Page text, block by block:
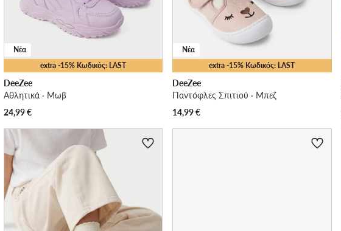
extra -15% Κωδικός: LAST
Νέα
DeeZee
Αθλητικά · Μωβ
24,99€
extra -15% Κωδικός: LAST
Νέα
DeeZee
Παντόφλες Σπιτιού · Μπεζ
14,99€